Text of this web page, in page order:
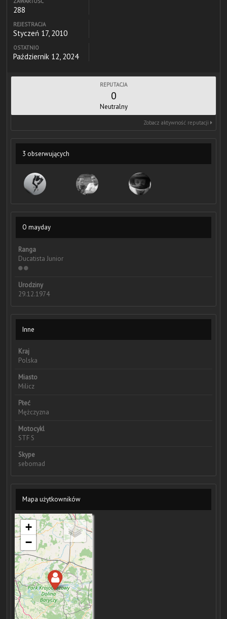
288
REJESTRACJA
Styczeń 17, 2010
OSTATNIO
Październik 12, 2024
REPUTACJA
0
Neutralny
Zobacz aktywność reputacji
3 obserwujących
O mayday
Ranga
Ducatista Junior
Urodziny
29.12.1974
Inne
Kraj
Polska
Miasto
Milicz
Płeć
Mężczyzna
Motocykl
STF S
Skype
sebomad
Mapa użytkowników